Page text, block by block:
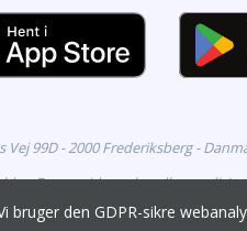
Vej 99D - 2000 Frederiksberg -
Denne side omhandler
markedsføring i Danmark, og er
bruger den GDPR-sikre